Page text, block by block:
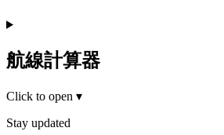
航線計算器
Click to open ▾
Stay updated